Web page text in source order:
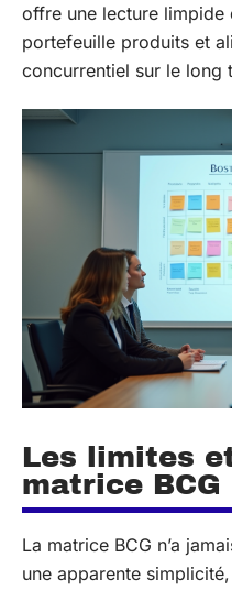
offre une lecture limpide
portefeuille produits et
concurrentiel sur le long
Les limites
matrice BCG
La matrice BCG n’a
une apparente